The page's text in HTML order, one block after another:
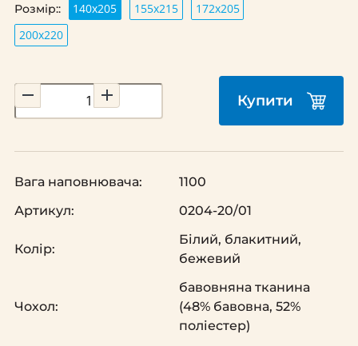
Розмір:: 140х205 155х215
172х205
200х220
Купити
Вага наповнювача:
1100
Артикул:
0204-20/01
Колір:
Білий, блакитний,
бежевий
Чохол:
бавовняна тканина
(48% бавовна, 52%
поліестер)